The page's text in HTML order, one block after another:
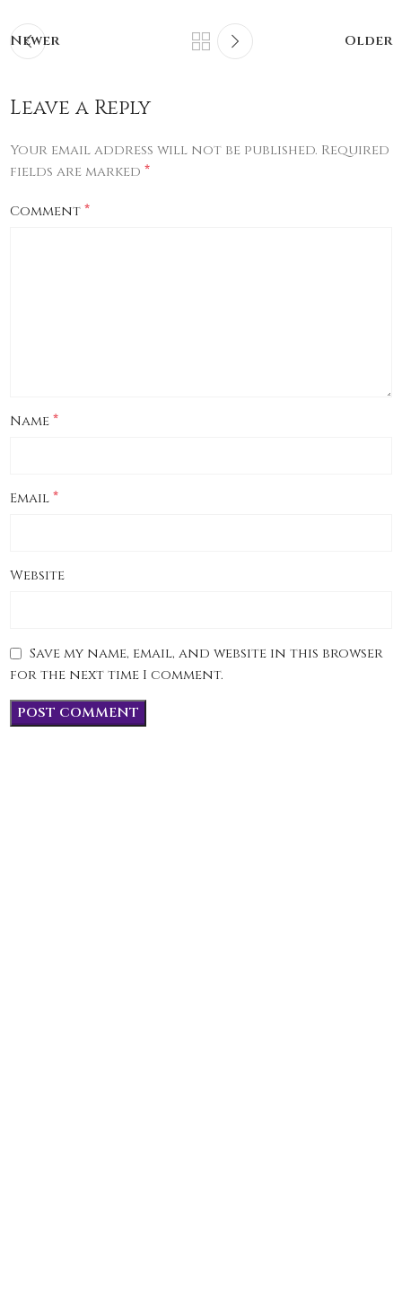
Newer Older
Leave a Reply
Your email address will not be published. Required
fields are marked*
Comment*
Name*
Email*
Website
Save my name, email, and website in this browser
for the next time I comment.